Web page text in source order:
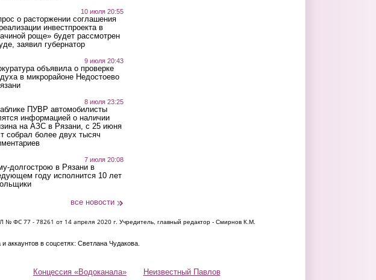
10 июля 20:55
о расторжении соглашения
инвестпроекта в
роще» будет рассмотрен
заявил губернатор
9 июля 20:43
объявила о проверке
в микрорайоне Недостоево
8 июля 23:25
ПУВР автомобилисты
информацией о наличии
на АЗС в Рязани, с 25 июня
собрал более двух тысяч
7 июля 20:08
долгострою в Рязани в
году исполнится 10 лет
все новости
№ ФС 77 - 78261 от 14 апреля 2020 г. Учредитель, главный редактор - Смирнов К.М.
в соцсетях: Светлана Чудакова.
Концессия «Водоканала» Неизвестный Павлов